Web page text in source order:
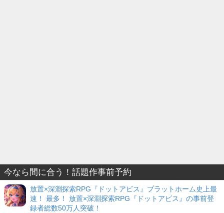
今なら間に合う！話題作事前予約
放置×深淵探索RPG『ドットアビス』プラットホーム史上最
速！ 最多！ 放置×深淵探索RPG『ドットアビス』の事前登
録者総数50万人突破！